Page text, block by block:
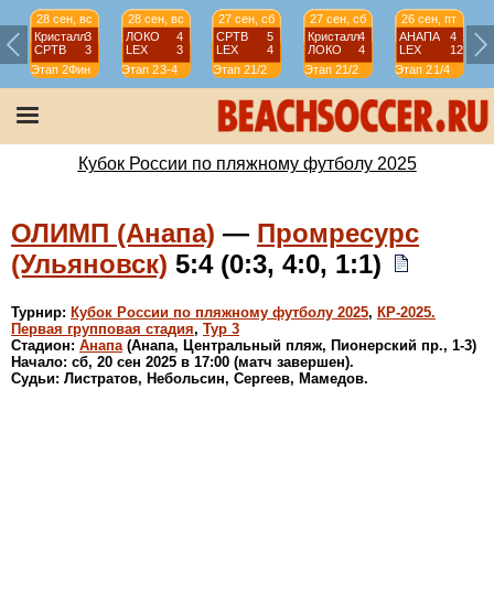
28 сен, вс
Кристалл3
СРТВ
3
Этап 2Фин
28 сен, вс
ЛОКО
4
LEX
3
Этап 23-4
27 сен, сб
СРТВ
5
LEX
4
Этап 21/2
27 сен, сб
Кристалл4
ЛОКО
4
Этап 21/2
26 сен, пт
АНАПА
4
LEX
12
Этап 21/4
Кубок России по пляжному футболу 2025
ОЛИМП (Анапа) — Промресурс
(Ульяновск) 5:4 (0:3, 4:0, 1:1)
Турнир: Кубок России по пляжному футболу 2025, КР-2025.
Первая групповая стадия, Тур 3
Стадион: Анапа(Анапа, Центральный пляж, Пионерский пр., 1-3)
Начало: сб, 20 сен 2025 в 17:00 (матч завершен).
Судьи: Листратов, Небольсин, Сергеев, Мамедов.